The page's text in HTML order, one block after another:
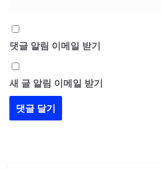
댓글 알림 이메일 받기
새 글 알림 이메일 받기